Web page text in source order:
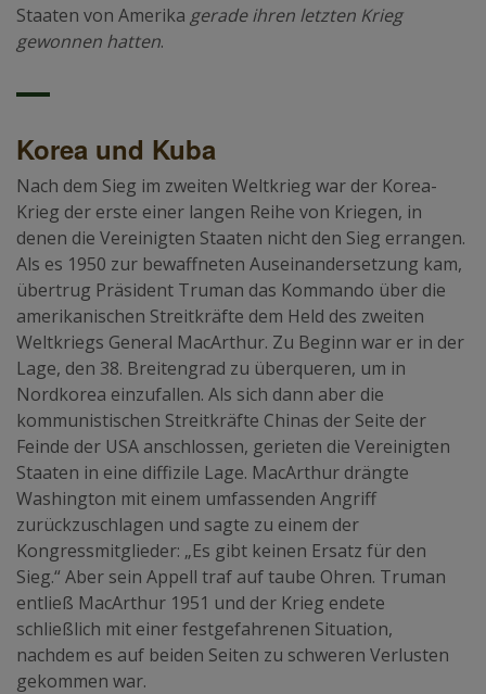
Staaten von Amerika gerade ihren letzten Krieg
gewonnen hatten.
Korea und Kuba
Nach dem Sieg im zweiten Weltkrieg war der Korea-
Krieg der erste einer langen Reihe von Kriegen, in
denen die Vereinigten Staaten nicht den Sieg errangen.
Als es 1950 zur bewaffneten Auseinandersetzung kam,
übertrug Präsident Truman das Kommando über die
amerikanischen Streitkräfte dem Held des zweiten
Weltkriegs General MacArthur. Zu Beginn war er in der
Lage, den 38. Breitengrad zu überqueren, um in
Nordkorea einzufallen. Als sich dann aber die
kommunistischen Streitkräfte Chinas der Seite der
Feinde der USA anschlossen, gerieten die Vereinigten
Staaten in eine diffizile Lage. MacArthur drängte
Washington mit einem umfassenden Angriff
zurückzuschlagen und sagte zu einem der
Kongressmitglieder: „Es gibt keinen Ersatz für den
Sieg.“ Aber sein Appell traf auf taube Ohren. Truman
entließ MacArthur 1951 und der Krieg endete
schließlich mit einer festgefahrenen Situation,
nachdem es auf beiden Seiten zu schweren Verlusten
gekommen war.